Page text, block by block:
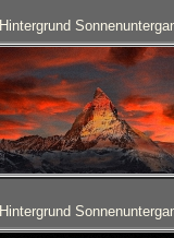
Hintergrund
Hintergrund